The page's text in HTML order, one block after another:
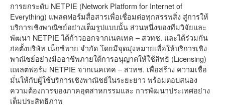
การยกระดับ NETPIE (Network Platform for Internet of
Everything) แพลตฟอร์มสื่อสารเพื่อเชื่อมต่อทุกสรรพสิ่ง สู่การให้
บริการเชิงพาณิชย์อย่างเต็มรูปแบบนั้น ส่วนหนึ่งของทีมวิจัยและ
พัฒนา NETPIE ได้ก้าวออกจากเนคเทค – สวทช. และได้ร่วมกัน
ก่อตั้งบริษัท เน็กซ์พาย จำกัด โดยมีจุดมุ่งหมายเพื่อให้บริการเชิง
พาณิชย์อย่างมืออาชีพภายใต้การอนุญาตให้ใช้สิทธิ (Licensing)
แพลตฟอร์ม NETPIE จากเนคเทค – สวทช. เพื่อสร้าง ความเชื่อ
มั่นให้กับผู้ใช้บริการเชิงพาณิชย์ในระยะยาว พร้อมตอบสนอง
ความต้องการของภาคอุตสาหกรรมและ การพัฒนาประเทศอย่าง
เต็มประสิทธิภาพ